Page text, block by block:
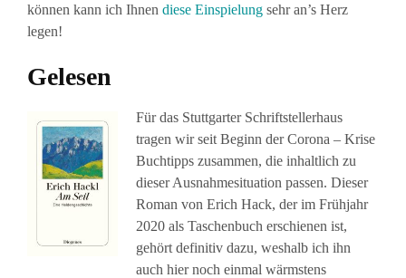
können kann ich Ihnen diese Einspielung sehr an’s Herz
legen!
Gelesen
Für das Stuttgarter Schriftstellerhaus
tragen wir seit Beginn der Corona – Krise
Buchtipps zusammen, die inhaltlich zu
dieser Ausnahmesituation passen. Dieser
Roman von Erich Hack, der im Frühjahr
2020 als Taschenbuch erschienen ist,
gehört definitiv dazu, weshalb ich ihn
auch hier noch einmal wärmstens